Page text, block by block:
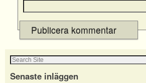
Senaste inläggen